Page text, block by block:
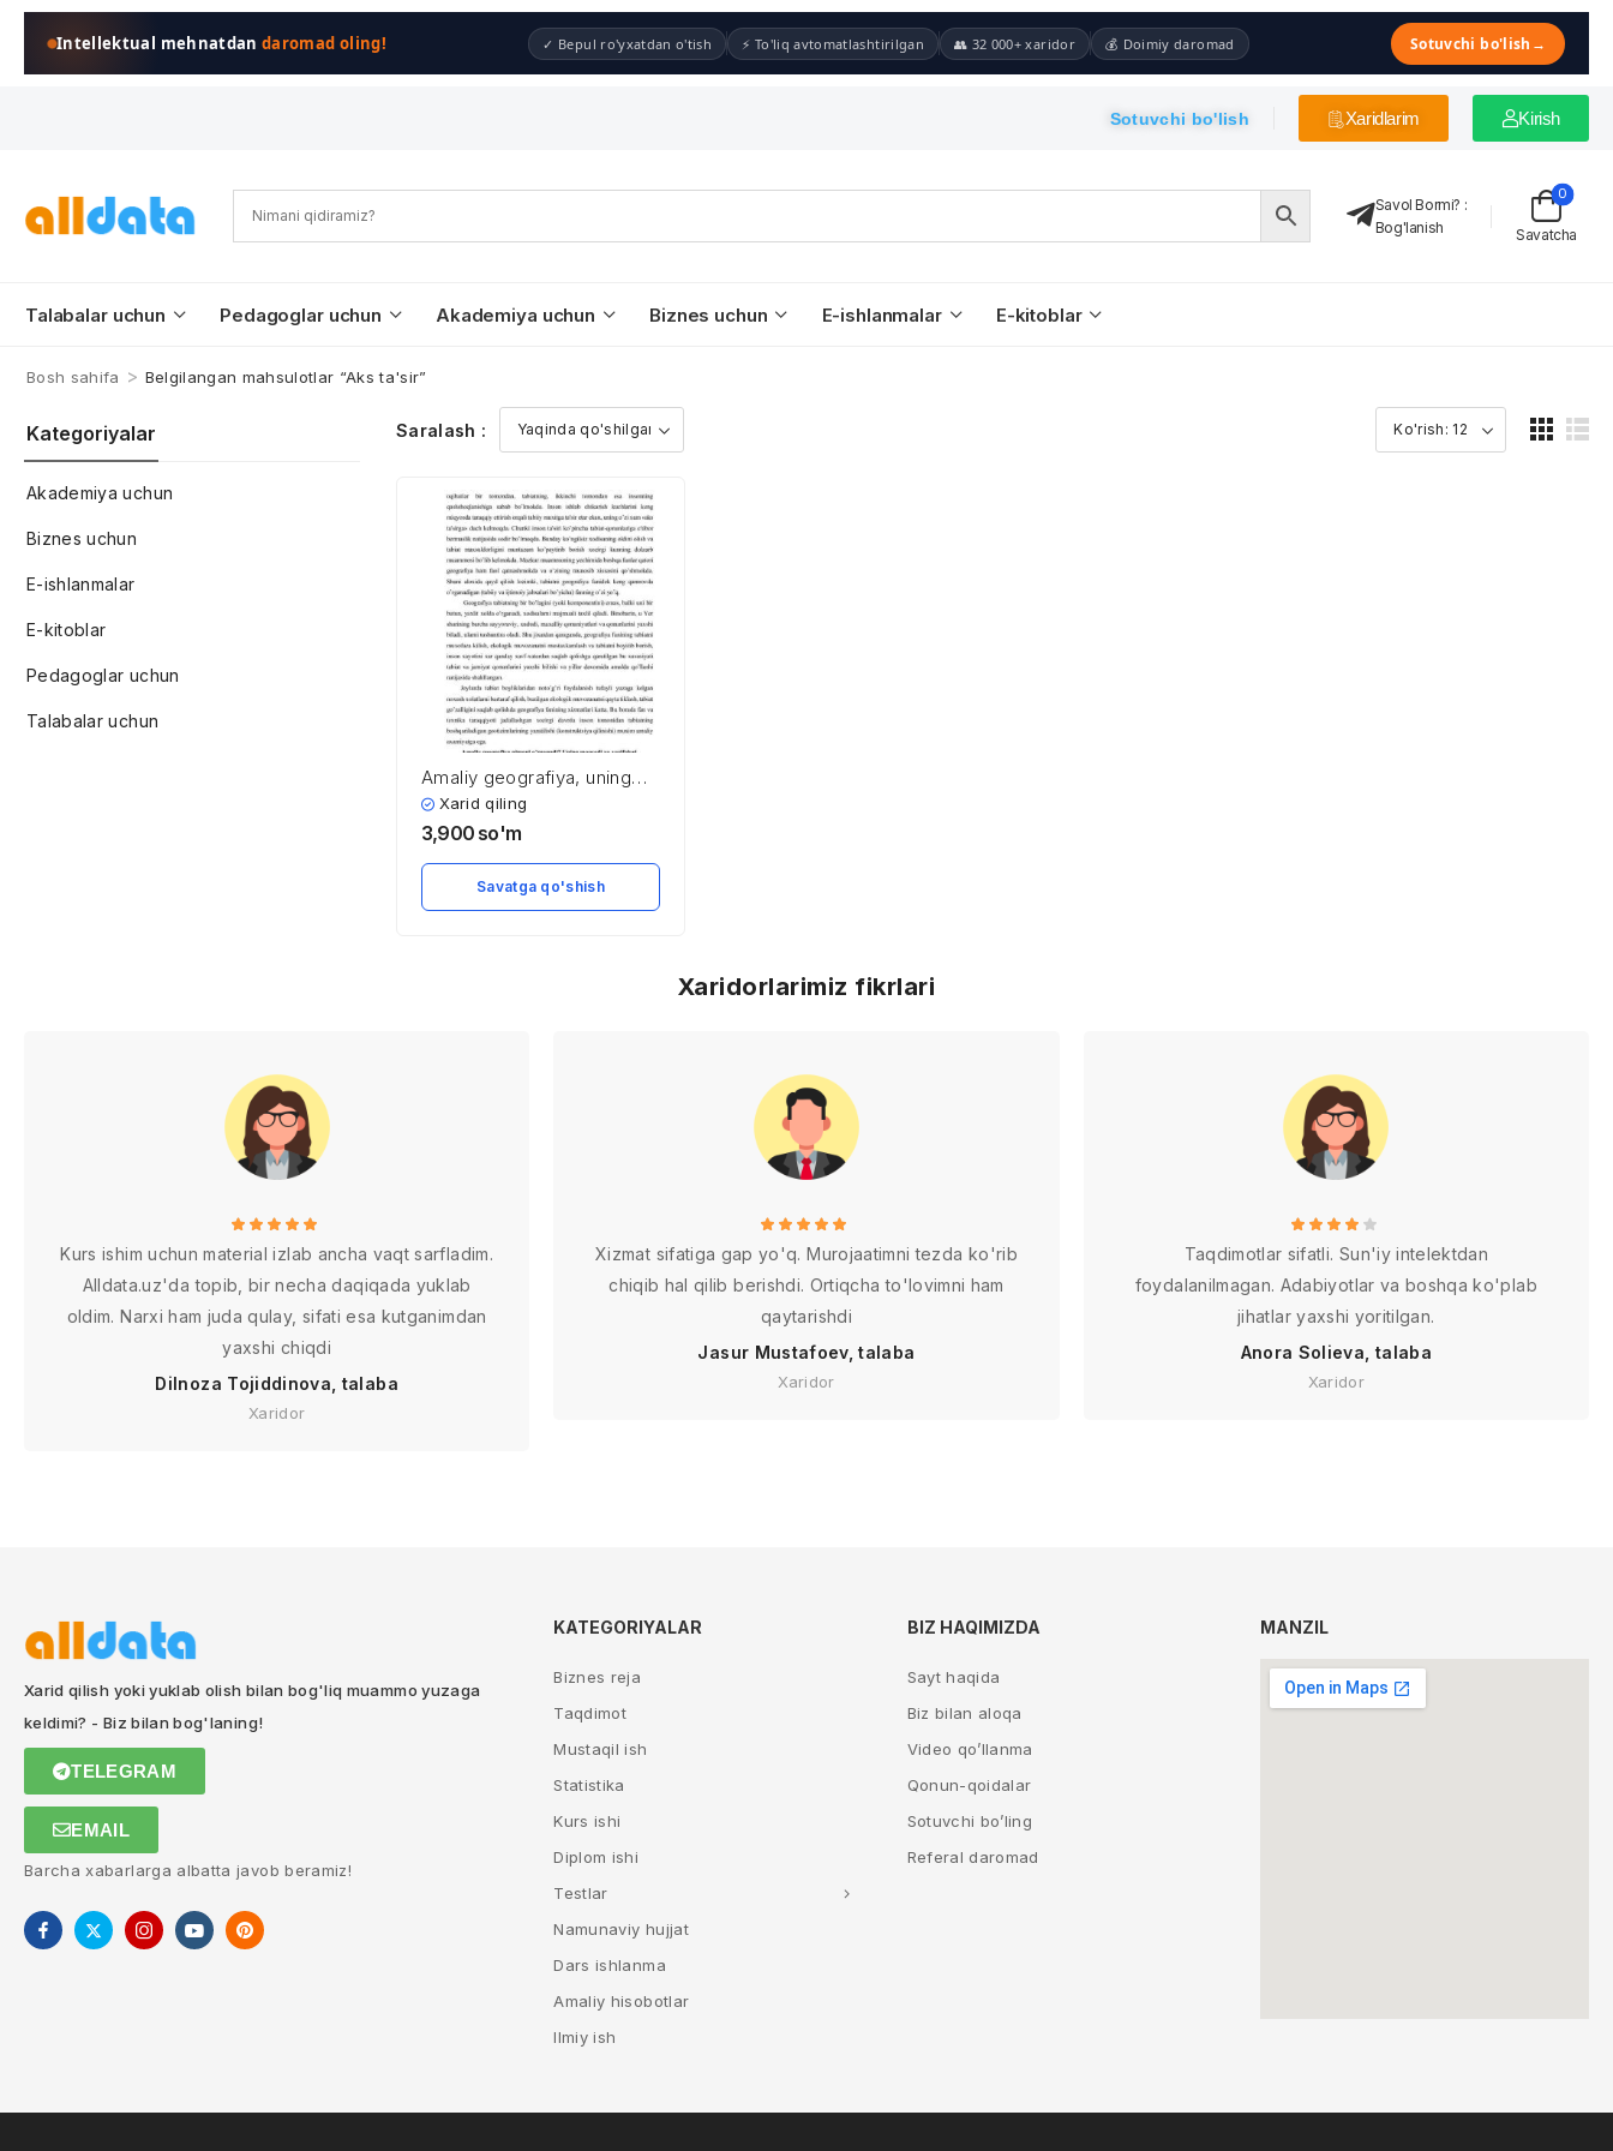
Intellektual mehnatdandaromad oling! ✓ Bepul ro'yxatdan o'tish ⚡ To'liq avtomatlashtirilgan 👥 32 000+ xaridor 💰 Doimiy daromad Sotuvchi bo'lish →
Sotuvchi bo'lish Xaridlarim Kirish
Savol Bormi? :
Bog'lanish
Savatcha
0
Talabalar uchun Pedagoglar uchun Akademiya uchun Biznes uchun E-ishlanmalar E-kitoblar
Bosh sahifa > Belgilangan mahsulotlar “Aks ta'sir”
Kategoriyalar
Akademiya uchun
Biznes uchun
E-ishlanmalar
E-kitoblar
Pedagoglar uchun
Talabalar uchun
Saralash :
Amaliy geografiya, uning
maqsadi, vazifalari va
tadqiqot usullari
Xarid qiling
3,900 so'm
Savatga qo'shish
Xaridorlarimiz fikrlari
Kurs ishim uchun material izlab ancha vaqt sarfladim.
Alldata.uz'da topib, bir necha daqiqada yuklab
oldim. Narxi ham juda qulay, sifati esa kutganimdan
yaxshi chiqdi
Dilnoza Tojiddinova, talaba
Xaridor
Xizmat sifatiga gap yo'q. Murojaatimni tezda ko'rib
chiqib hal qilib berishdi. Ortiqcha to'lovimni ham
qaytarishdi
Jasur Mustafoev, talaba
Xaridor
Taqdimotlar sifatli. Sun'iy intelektdan
foydalanilmagan. Adabiyotlar va boshqa ko'plab
jihatlar yaxshi yoritilgan.
Anora Solieva, talaba
Xaridor
Xarid qilish yoki yuklab olish bilan bog'liq muammo yuzaga
keldimi? - Biz bilan bog'laning!
TELEGRAM
EMAIL
Barcha xabarlarga albatta javob beramiz!
KATEGORIYALAR
Biznes reja
Taqdimot
Mustaqil ish
Statistika
Kurs ishi
Diplom ishi
Testlar
Namunaviy hujjat
Dars ishlanma
Amaliy hisobotlar
Ilmiy ish
BIZ HAQIMIZDA
Sayt haqida
Biz bilan aloqa
Video qo’llanma
Qonun-qoidalar
Sotuvchi bo’ling
Referal daromad
MANZIL